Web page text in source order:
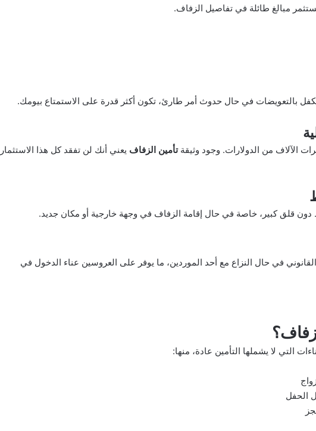
تستثمر مبالغ طائلة في تفاصيل الزفاف.
بالتعويضات في حال حدوث أمر طارئ، تكون أكثر قدرة على الاستمتاع بيومك.
الآلاف من الدولارات. وجود وثيقةتأمين الزفاف يعني أنك لن تفقد كل هذا الاستثمار
قلق كبير، خاصة في حال إقامة الزفاف في وجهة خارجية أو مكان جديد.
في حال النزاع مع أحد الموردين، ما يوفر على العروسين عناء الدخول في
التي لا يشملها التأمين عادة، منها:
الحفل